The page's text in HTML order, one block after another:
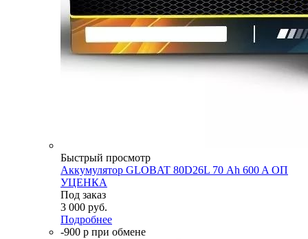
Быстрый просмотр
Аккумулятор GLOBAT 80D26L 70 Аh 600 A ОП
УЦЕНКА
Под заказ
3 000 руб.
Подробнее
-900 р при обмене